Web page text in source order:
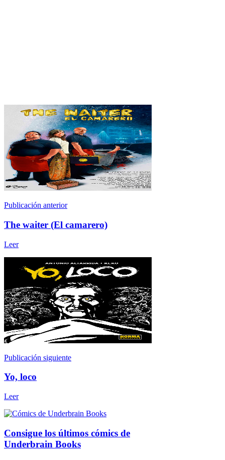
Publicación anterior
The waiter (El camarero)
Leer
Publicación siguiente
Yo, loco
Leer
Consigue los últimos cómics de
Underbrain Books